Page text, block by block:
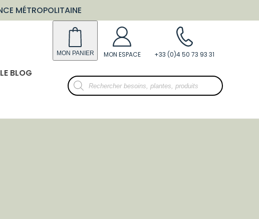
MÉTROPOLITAINE
LE BLOG
Recherche
de
produits